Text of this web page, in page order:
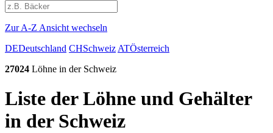
Zur A-Z Ansicht wechseln
DEDeutschland CHSchweiz ATÖsterreich
27024 Löhne in der Schweiz
Liste der Löhne und Gehälter
in der Schweiz